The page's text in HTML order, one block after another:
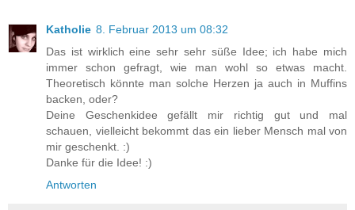
Katholie 8. Februar 2013 um 08:32
Das ist wirklich eine sehr sehr süße Idee; ich habe mich
immer schon gefragt, wie man wohl so etwas macht.
Theoretisch könnte man solche Herzen ja auch in Muffins
backen, oder?
Deine Geschenkidee gefällt mir richtig gut und mal
schauen, vielleicht bekommt das ein lieber Mensch mal von
mir geschenkt. :)
Danke für die Idee! :)
Antworten